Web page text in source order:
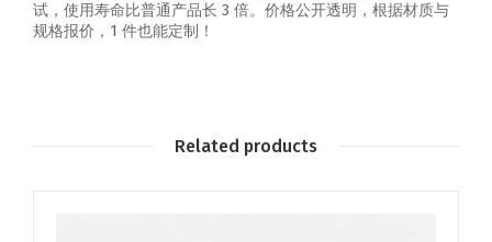
试，使用寿命比普通产品长 3 倍。价格公开透明，根据材质与
规格报价，1 件也能定制！
Related products